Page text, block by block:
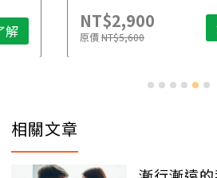
解 NT$2,900
原價NT$5,600
相關文章